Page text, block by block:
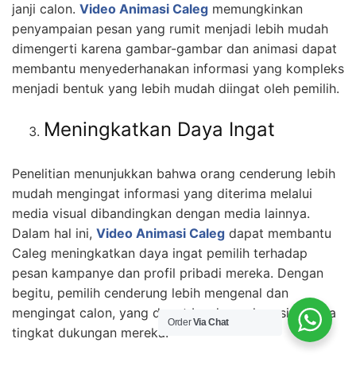
janji calon. Video Animasi Caleg memungkinkan
penyampaian pesan yang rumit menjadi lebih mudah
dimengerti karena gambar-gambar dan animasi dapat
membantu menyederhanakan informasi yang kompleks
menjadi bentuk yang lebih mudah diingat oleh pemilih.
Meningkatkan Daya Ingat
Penelitian menunjukkan bahwa orang cenderung lebih
mudah mengingat informasi yang diterima melalui
media visual dibandingkan dengan media lainnya.
Dalam hal ini, Video Animasi Caleg dapat membantu
Caleg meningkatkan daya ingat pemilih terhadap
pesan kampanye dan profil pribadi mereka. Dengan
begitu, pemilih cenderung lebih mengenal dan
mengingat calon, yang dapat berdampak positif pada
tingkat dukungan mereka.
OrderVia Chat